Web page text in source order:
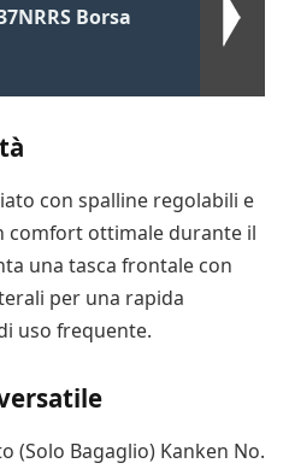
Borsa
con spalline regolabili e
comfort ottimale durante il
una tasca frontale con
per una rapida
uso frequente.
(Solo Bagaglio) Kanken No.